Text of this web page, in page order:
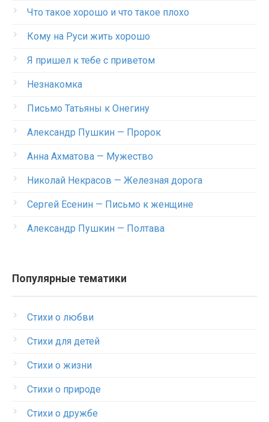
Что такое хорошо и что такое плохо
Кому на Руси жить хорошо
Я пришел к тебе с приветом
Незнакомка
Письмо Татьяны к Онегину
Александр Пушкин — Пророк
Анна Ахматова — Мужество
Николай Некрасов — Железная дорога
Сергей Есенин — Письмо к женщине
Александр Пушкин — Полтава
Популярные тематики
Стихи о любви
Стихи для детей
Стихи о жизни
Стихи о природе
Стихи о дружбе